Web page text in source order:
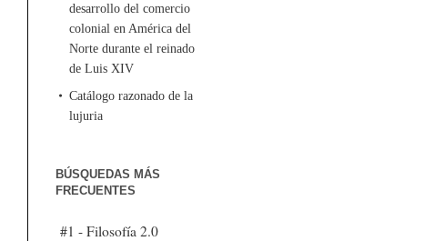
desarrollo del comercio
colonial en América del
Norte durante el reinado
de Luis XIV
Catálogo razonado de la
lujuria
BÚSQUEDAS MÁS
FRECUENTES
#1 - Filosofía 2.0